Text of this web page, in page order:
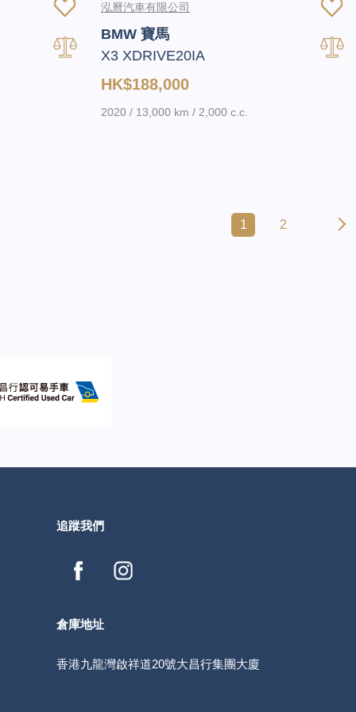
泓曆汽車有限公司
BMW 寶馬
X3 XDRIVE20IA
HK$188,000
2020 / 13,000 km / 2,000 c.c.
1 2
追蹤我們
倉庫地址
香港九龍灣啟祥道20號大昌行集團大廈